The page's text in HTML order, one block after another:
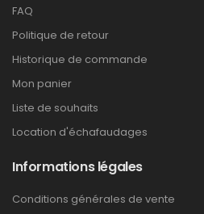
FAQ
Politique de retour
Historique de commande
Mon panier
Liste de souhaits
Location d'échafaudages
Informations légales
Conditions générales de vente